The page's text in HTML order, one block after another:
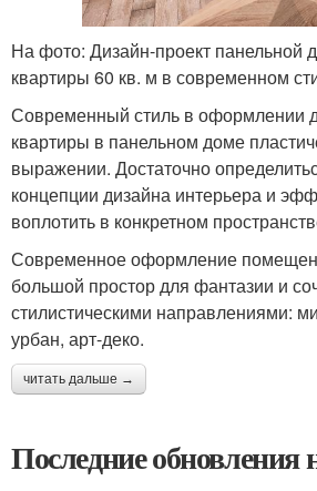
На фото: Дизайн-проект панельной
квартиры 60 кв. м в современном
Современный стиль в оформлении
квартиры в панельном доме
выражении. Достаточно
концепции дизайна интерьера и
воплотить в конкретном
Современное оформление
большой простор для фантазии и
стилистическими направлениями:
урбан, арт-деко.
читать дальше →
Последние обновления